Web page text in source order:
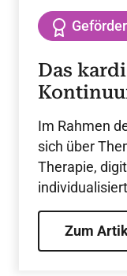
Das
Im Rahmen
sich über
Therapie,
ausgetauscht.
Zum